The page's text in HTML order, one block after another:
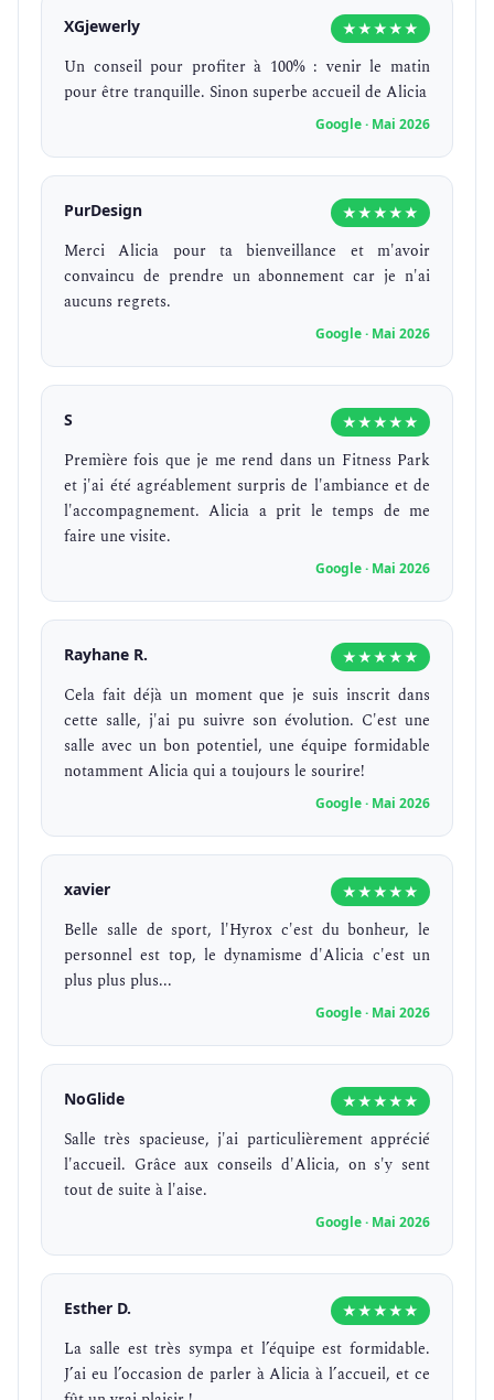
XGjewerly ★★★★★
Un conseil pour profiter à 100% : venir le matin
pour être tranquille. Sinon superbe accueil de Alicia
Google · Mai 2026
PurDesign ★★★★★
Merci Alicia pour ta bienveillance et m'avoir
convaincu de prendre un abonnement car je n'ai
aucuns regrets.
Google · Mai 2026
S ★★★★★
Première fois que je me rend dans un Fitness Park
et j'ai été agréablement surpris de l'ambiance et de
l'accompagnement. Alicia a prit le temps de me
faire une visite.
Google · Mai 2026
Rayhane R. ★★★★★
Cela fait déjà un moment que je suis inscrit dans
cette salle, j'ai pu suivre son évolution. C'est une
salle avec un bon potentiel, une équipe formidable
notamment Alicia qui a toujours le sourire!
Google · Mai 2026
xavier ★★★★★
Belle salle de sport, l'Hyrox c'est du bonheur, le
personnel est top, le dynamisme d'Alicia c'est un
plus plus plus...
Google · Mai 2026
NoGlide ★★★★★
Salle très spacieuse, j'ai particulièrement apprécié
l'accueil. Grâce aux conseils d'Alicia, on s'y sent
tout de suite à l'aise.
Google · Mai 2026
Esther D. ★★★★★
La salle est très sympa et l’équipe est formidable.
J’ai eu l’occasion de parler à Alicia à l’accueil, et ce